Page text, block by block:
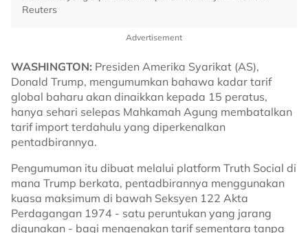
Reuters
Advertisement
WASHINGTON: Presiden Amerika Syarikat (AS),
Donald Trump, mengumumkan bahawa kadar tarif
global baharu akan dinaikkan kepada 15 peratus,
hanya sehari selepas Mahkamah Agung membatalkan
tarif import terdahulu yang diperkenalkan
pentadbirannya.
Pengumuman itu dibuat melalui platform Truth Social di
mana Trump berkata, pentadbirannya menggunakan
kuasa maksimum di bawah Seksyen 122 Akta
Perdagangan 1974 - satu peruntukan yang jarang
digunakan - bagi mengenakan tarif sementara tanpa